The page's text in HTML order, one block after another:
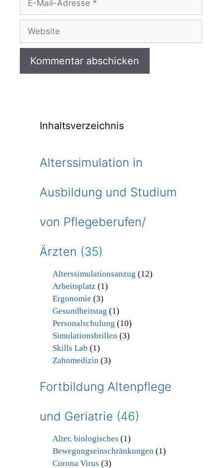
Mail-
Adresse
Inhaltsverzeichnis
Alterssimulation in
Ausbildung und Studium
von Pflegeberufen/
Ärzten (35)
Alterssimulationsanzug (12)
Arbeitsplatz (1)
Ergonomie (3)
Gesundheitstag (1)
Personalschulung (10)
Simulationsbrillen (3)
Skills Lab (1)
Zahnmedizin (3)
Fortbildung Altenpflege
und Geriatrie (46)
Alter, biologisches (1)
Bewegungseinschränkungen (1)
Corona Virus (3)